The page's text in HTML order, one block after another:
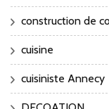
construction de
cuisine
cuisiniste Annecy